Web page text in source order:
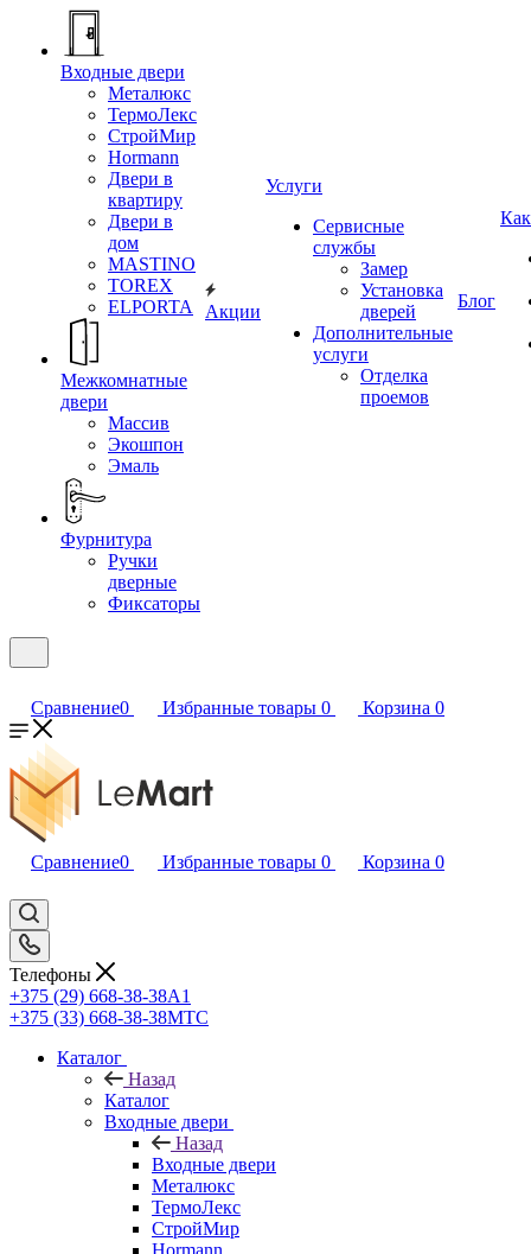
Входные двери
Металюкс
ТермоЛекс
СтройМир
Hormann
Двери в
квартиру
Двери в
дом
MASTINO
TOREX
ELPORTA
Межкомнатные
двери
Массив
Экошпон
Эмаль
Фурнитура
Ручки
дверные
Фиксаторы
Акции
Услуги
Сервисные
службы
Замер
Установка
дверей
Дополнительные
услуги
Отделка
проемов
Блог
Сравнение0 Избранные товары 0 Корзина 0
Сравнение0 Избранные товары 0 Корзина 0
Телефоны
+375 (29) 668-38-38A1
+375 (33) 668-38-38МТС
Каталог
Назад
Каталог
Входные двери
Назад
Входные двери
Металюкс
ТермоЛекс
СтройМир
Hormann